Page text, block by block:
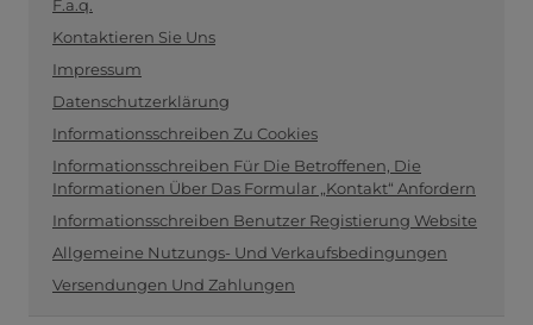
F.a.q.
Kontaktieren Sie Uns
Impressum
Datenschutzerklärung
Informationsschreiben Zu Cookies
Informationsschreiben Für Die Betroffenen, Die
Informationen Über Das Formular „Kontakt“ Anfordern
Informationsschreiben Benutzer Registierung Website
Allgemeine Nutzungs- Und Verkaufsbedingungen
Versendungen Und Zahlungen